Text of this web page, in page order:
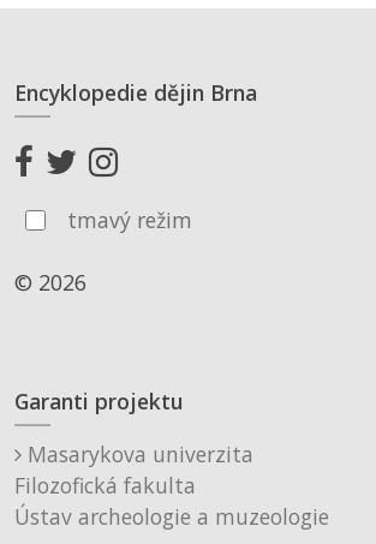
Encyklopedie dějin Brna
tmavý režim
© 2026
Garanti projektu
Masarykova univerzita
Filozofická fakulta
Ústav archeologie a muzeologie